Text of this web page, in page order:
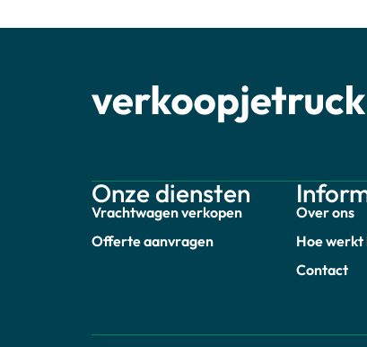
Onze diensten
Vrachtwagen verkopen
Offerte aanvragen
Over ons
Hoe werkt
Contact